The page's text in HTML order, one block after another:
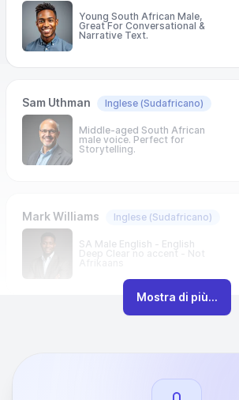
Young South African Male,
Great For Conversational &
Narrative Text.
Sam Uthman Inglese (Sudafricano)
Middle-aged South African
male voice. Perfect for
Storytelling.
Mark Williams Inglese (Sudafricano)
SA Male English - English
Deep Clear no accent - Not
Mostra di più...